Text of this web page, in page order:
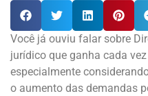
Você já ouviu falar sobre
jurídico que ganha cada
especialmente
o aumento das demandas